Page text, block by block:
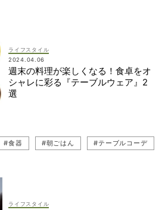
ライフスタイル
2024.04.06
週末の料理が楽しくなる！食卓をオ
シャレに彩る『テーブルウェア』2
選
#食器 #朝ごはん #テーブルコーデ
ライフスタイル